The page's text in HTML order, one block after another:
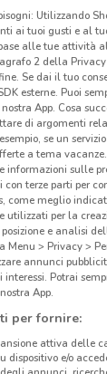
Utilizzando
ai tuoi gusti e al
alle tue attività
2 della
Se dai il tuo
esterne. Puoi
App. Cosa
di argomenti
se un
a tema
informazioni sulle
con terze parti per
come meglio
utilizzati per la
e analisi
Menu > Privacy >
annunci
Potrai
App.
per fornire:
attiva delle
e/o